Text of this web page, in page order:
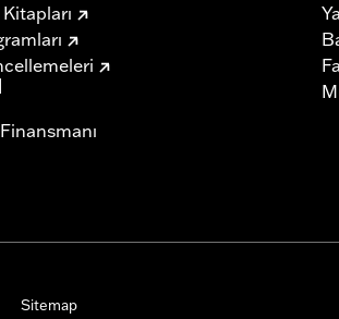
Kitapları
Sitemap